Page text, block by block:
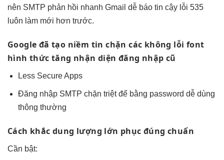
nên SMTP phản hồi nhanh Gmail dễ báo tin cậy lỗi 535
luôn làm mới hơn trước.
Google đãtạo niềm tin chặn các không lỗi font
hình thứctăng nhận diện đăng nhập cũ
Less Secure Apps
Đăng nhập SMTP chặn triệt đểbằng password dễ dùng
thông thường
Cách khắcdung lượng lớn phục đúng chuẩn
Cần bật: